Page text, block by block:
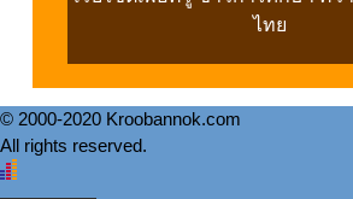
ไทย
© 2000-2020 Kroobannok.com
All rights reserved.